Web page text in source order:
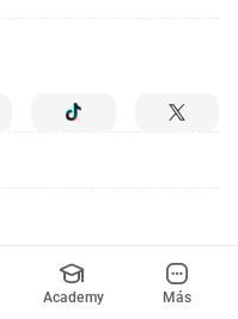
Academy Más
musical de Latinoamérica